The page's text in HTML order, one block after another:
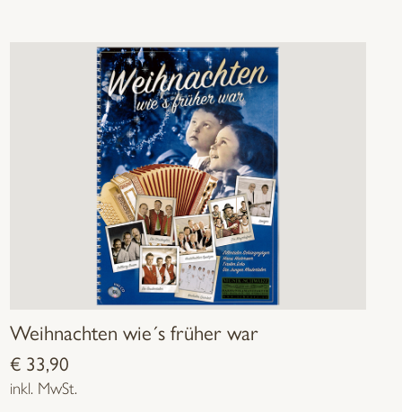
Weihnachten wie´s früher war
€ 33,90
inkl. MwSt.